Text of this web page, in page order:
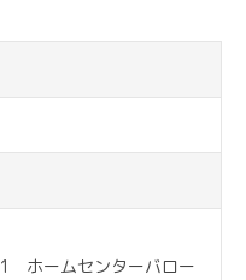
ホームセンターバロー